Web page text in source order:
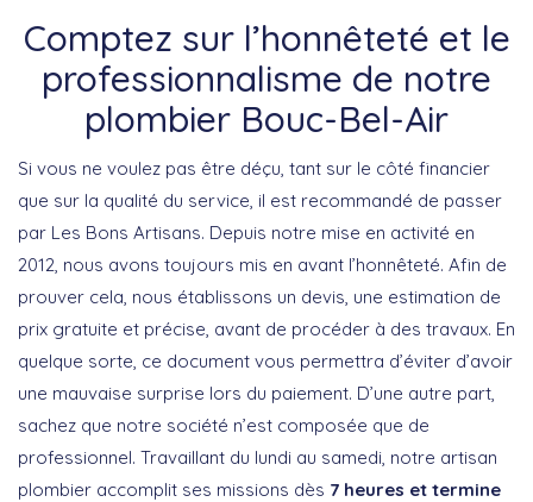
Comptez sur l’honnêteté et le
professionnalisme de notre
plombier Bouc-Bel-Air
Si vous ne voulez pas être déçu, tant sur le côté financier
que sur la qualité du service, il est recommandé de passer
par Les Bons Artisans. Depuis notre mise en activité en
2012, nous avons toujours mis en avant l’honnêteté. Afin de
prouver cela, nous établissons un devis, une estimation de
prix gratuite et précise, avant de procéder à des travaux. En
quelque sorte, ce document vous permettra d’éviter d’avoir
une mauvaise surprise lors du paiement. D’une autre part,
sachez que notre société n’est composée que de
professionnel. Travaillant du lundi au samedi, notre artisan
plombier accomplit ses missions dès 7 heures et termine